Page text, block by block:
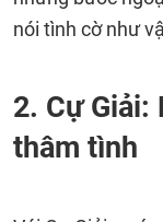
nói tình cờ như
2. Cự Giải:
thâm tình